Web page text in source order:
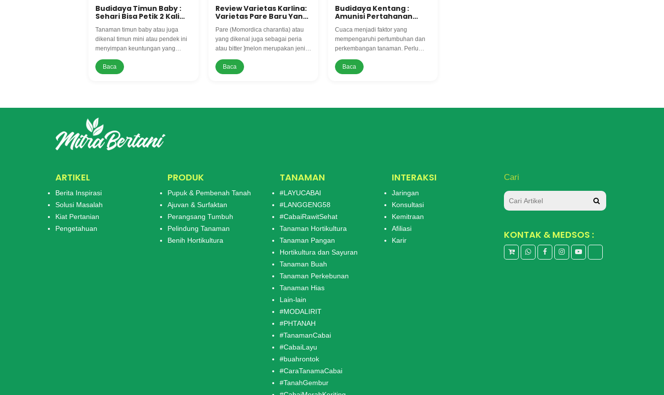
Budidaya Timun Baby :
Sehari Bisa Petik 2 Kali
yang Istimewa
Tanaman timun baby atau juga
dikenal timun mini atau pendek ini
menyimpan keuntungan yang
menarik saat menanamnya.
Menjadi pilihan yang
Baca
Review Varietas Karlina:
Varietas Pare Baru Yang
Pare (Momordica charantia) atau
yang dikenal juga sebagai peria
atau bitter ]melon merupakan jenis
tanaman semak semusim yang
tumbuh menjalar atau merambat
Baca
Budidaya Kentang :
Amunisi Pertahanan
di Musim Ekstrim
Cuaca menjadi faktor yang
mempengaruhi pertumbuhan dan
perkembangan tanaman. Perlu
selektif dalam perawatan terutama
bagian pemberian nutrisi.
Baca
ARTIKEL
Berita Inspirasi
Solusi Masalah
Kiat Pertanian
Pengetahuan
PRODUK
Pupuk & Pembenah Tanah
Ajuvan & Surfaktan
Perangsang Tumbuh
Pelindung Tanaman
Benih Hortikultura
TANAMAN
#LAYUCABAI
#LANGGENG58
#CabaiRawitSehat
Tanaman Hortikultura
Tanaman Pangan
Hortikultura dan Sayuran
Tanaman Buah
Tanaman Perkebunan
Tanaman Hias
Lain-lain
#MODALIRIT
#PHTANAH
#TanamanCabai
#CabaiLayu
#buahrontok
#CaraTanamaCabai
#TanahGembur
INTERAKSI
Jaringan
Konsultasi
Kemitraan
Afiliasi
Karir
Cari
KONTAK & MEDSOS :